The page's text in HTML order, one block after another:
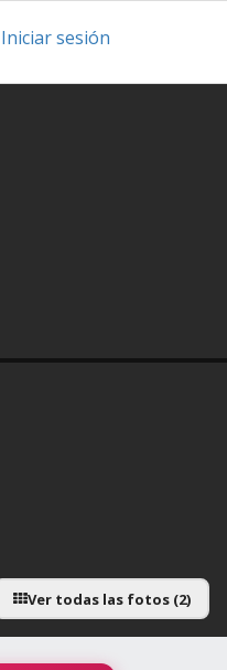
sesión
Ver todas las fotos (2)